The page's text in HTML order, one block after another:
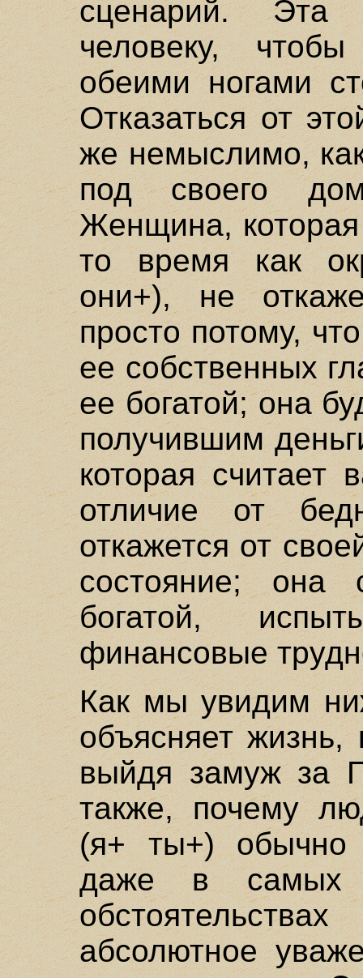
сценарий. Эта
человеку,
обеими ногами
Отказаться от
же немыслимо,
под своего
Женщина, которая
то время как
они+), не
просто потому,
ее собственных
ее богатой; она
получившим
которая считает
отличие от
откажется от
состояние;
богатой,
финансовые
Как мы увидим
объясняет
выйдя замуж за
также, почему
(я+ ты+) обычно
даже в самых
абсолютное